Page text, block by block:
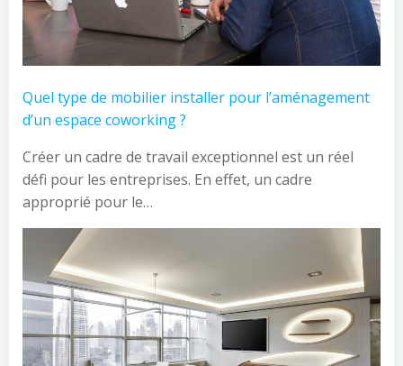
Quel type de mobilier installer pour l’aménagement
d’un espace coworking ?
Créer un cadre de travail exceptionnel est un réel
défi pour les entreprises. En effet, un cadre
approprié pour le…